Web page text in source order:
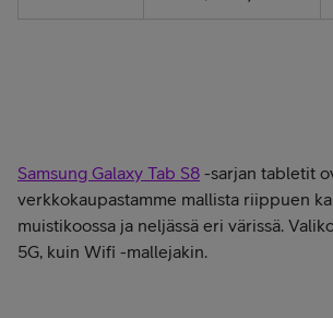
Samsung Galaxy Tab S8 -sarjan tabletit
verkkokaupastamme mallista riippuen
muistikoossa ja neljässä eri värissä.
5G, kuin Wifi -mallejakin.